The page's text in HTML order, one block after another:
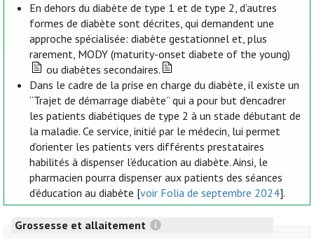
En dehors du diabète de type 1 et de type 2, d’autres
formes de diabète sont décrites, qui demandent une
approche spécialisée: diabète gestationnel et, plus
rarement, MODY (maturity-onset diabete of the young)
ou diabètes secondaires.
Dans le cadre de la prise en charge du diabète, il existe un
“Trajet de démarrage diabète” qui a pour but d’encadrer
les patients diabétiques de type 2 à un stade débutant de
la maladie. Ce service, initié par le médecin, lui permet
d’orienter les patients vers différents prestataires
habilités à dispenser l’éducation au diabète. Ainsi, le
pharmacien pourra dispenser aux patients des séances
d’éducation au diabète [voir Folia de septembre 2024].
Grossesse et allaitement